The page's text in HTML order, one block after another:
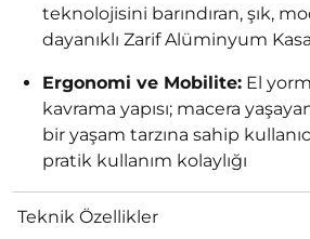
teknolojisini barındıran, şık,
dayanıklı Zarif Alüminyum Kasa
Ergonomi ve Mobilite: El
kavrama yapısı; macera
bir yaşam tarzına sahip
pratik kullanım kolaylığı
Teknik Özellikler